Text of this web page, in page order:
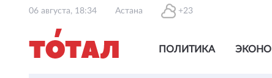
06 августа, 18:34 Астана +23
ПОЛИТИКА